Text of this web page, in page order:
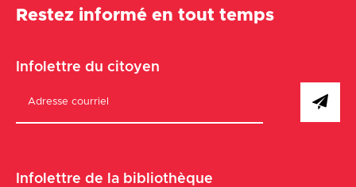
Restez informé en tout temps
Infolettre du citoyen
Infolettre de la bibliothèque